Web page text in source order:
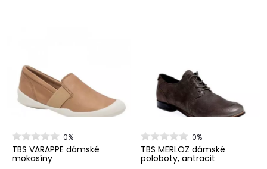
0%
TBS VARAPPE dámské
mokasíny
0%
TBS MERLOZ dámské
poloboty, antracit